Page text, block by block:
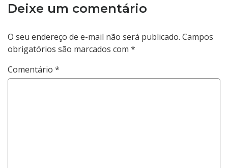
Deixe um comentário
O seu endereço de e-mail não será publicado. Campos
obrigatórios são marcados com *
Comentário *